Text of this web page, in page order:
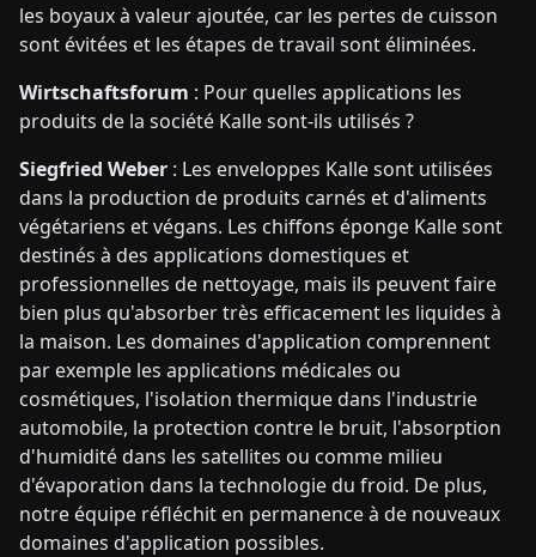
les boyaux à valeur ajoutée, car les pertes de cuisson
sont évitées et les étapes de travail sont éliminées.
Wirtschaftsforum : Pour quelles applications les
produits de la société Kalle sont-ils utilisés ?
Siegfried Weber : Les enveloppes Kalle sont utilisées
dans la production de produits carnés et d'aliments
végétariens et végans. Les chiffons éponge Kalle sont
destinés à des applications domestiques et
professionnelles de nettoyage, mais ils peuvent faire
bien plus qu'absorber très efficacement les liquides à
la maison. Les domaines d'application comprennent
par exemple les applications médicales ou
cosmétiques, l'isolation thermique dans l'industrie
automobile, la protection contre le bruit, l'absorption
d'humidité dans les satellites ou comme milieu
d'évaporation dans la technologie du froid. De plus,
notre équipe réfléchit en permanence à de nouveaux
domaines d'application possibles.